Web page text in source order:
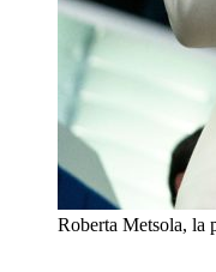
Roberta Metsola, la